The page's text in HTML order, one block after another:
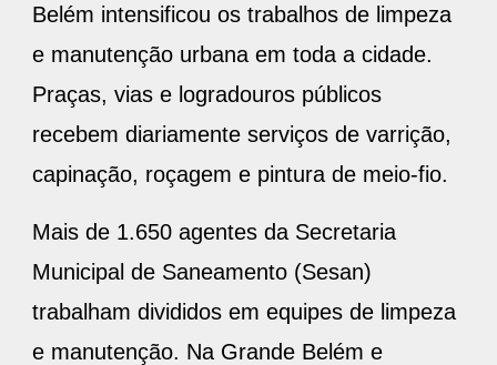
Belém intensificou os trabalhos de limpeza
e manutenção urbana em toda a cidade.
Praças, vias e logradouros públicos
recebem diariamente serviços de varrição,
capinação, roçagem e pintura de meio-fio.
Mais de 1.650 agentes da Secretaria
Municipal de Saneamento (Sesan)
trabalham divididos em equipes de limpeza
e manutenção. Na Grande Belém e